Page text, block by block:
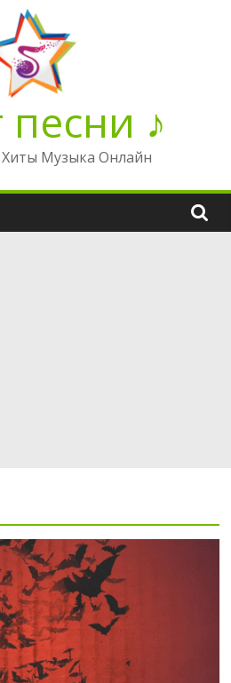
песни ♪
Хиты Музыка Онлайн